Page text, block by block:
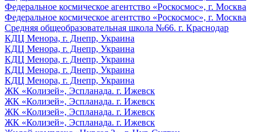
Федеральное космическое агентство «Роскосмос», г. Москва
Федеральное космическое агентство «Роскосмос», г. Москва
Средняя общеобразовательная школа №66. г. Краснодар
КДЦ Менора, г. Днепр, Украина
КДЦ Менора, г. Днепр, Украина
КДЦ Менора, г. Днепр, Украина
КДЦ Менора, г. Днепр, Украина
КДЦ Менора, г. Днепр, Украина
ЖК «Колизей», Эспланада. г. Ижевск
ЖК «Колизей», Эспланада. г. Ижевск
ЖК «Колизей», Эспланада. г. Ижевск
ЖК «Колизей», Эспланада. г. Ижевск